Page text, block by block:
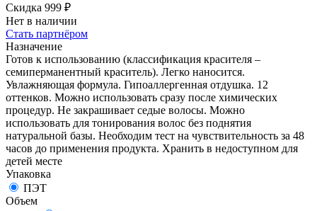
Скидка 999 ₽
Нет в наличии
Стать партнёром
Назначение
Готов к использованию (классификация красителя –
семиперманентный краситель). Легко наносится.
Увлажняющая формула. Гипоаллергенная отдушка. 12
оттенков. Можно использовать сразу после химических
процедур. Не закрашивает седые волосы. Можно
использовать для тонирования волос без поднятия
натуральной базы. Необходим тест на чувствительность за 48
часов до применения продукта. Хранить в недоступном для
детей месте
Упаковка
ПЭТ
Объем